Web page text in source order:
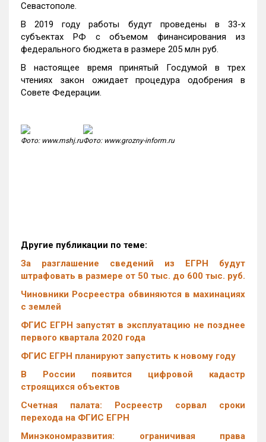
Севастополе.
В 2019 году работы будут проведены в 33-х
субъектах РФ с объемом финансирования из
федерального бюджета в размере 205 млн руб.
В настоящее время принятый Госдумой в трех
чтениях закон ожидает процедура одобрения в
Совете Федерации.
Фото: www.mshj.ruФото: www.grozny-inform.ru
Другие публикации по теме:
За разглашение сведений из ЕГРН будут
штрафовать в размере от 50 тыс. до 600 тыс. руб.
Чиновники Росреестра обвиняются в махинациях
с землей
ФГИС ЕГРН запустят в эксплуатацию не позднее
первого квартала 2020 года
ФГИС ЕГРН планируют запустить к новому году
В России появится цифровой кадастр
строящихся объектов
Счетная палата: Росреестр сорвал сроки
перехода на ФГИС ЕГРН
Минэкономразвития: ограничивая права